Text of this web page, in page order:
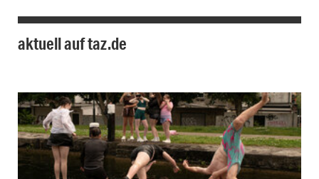
aktuell auf taz.de